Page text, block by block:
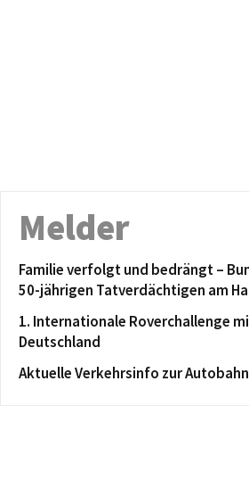
Melder
Familie verfolgt und bedrängt –
50-jährigen Tatverdächtigen am
1. Internationale Roverchallenge
Deutschland
Aktuelle Verkehrsinfo zur